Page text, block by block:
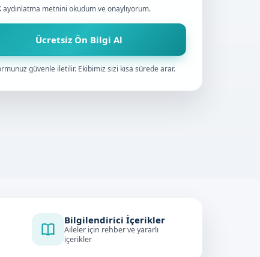
aydınlatma metnini okudum ve onaylıyorum.
Ücretsiz Ön Bilgi Al
güvenle iletilir. Ekibimiz sizi kısa sürede arar.
Bilgilendirici İçerikler
Aileler için rehber ve yararlı
içerikler